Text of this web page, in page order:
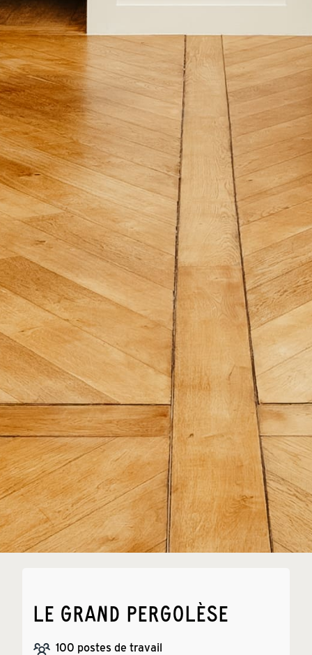
LE GRAND PERGOLÈSE
100 postes de travail